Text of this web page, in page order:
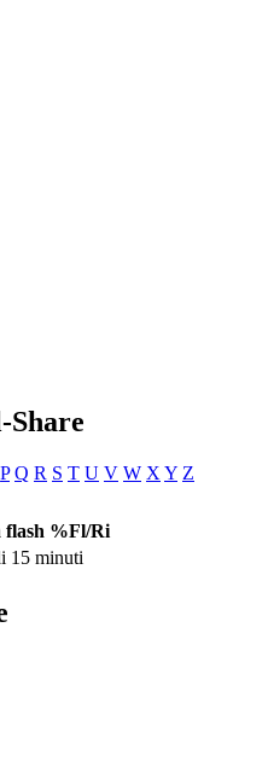
P Q R S T U V W X Y Z
flash %Fl/Ri
15 minuti